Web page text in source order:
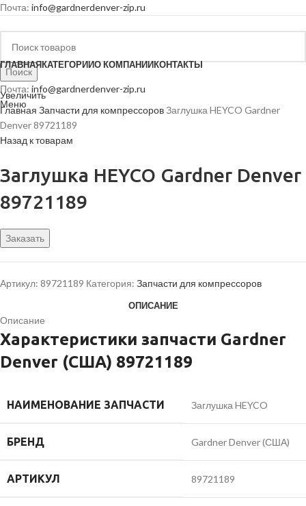
Почта: info@gardnerdenver-zip.ru
Поиск
Почта: info@gardnerdenver-zip.ru
Меню
ГЛАВНАЯКАТЕГОРИИО КОМПАНИИКОНТАКТЫ
Увеличить
Главная Запчасти для компрессоровЗаглушка HEYCO Gardner
Denver 89721189
Назад к товарам
Заглушка HEYCO Gardner Denver
89721189
Заказать
Артикул: 89721189 Категория: Запчасти для компрессоров
ОПИСАНИЕ
Описание
Характеристики запчасти Gardner
Denver (США) 89721189
НАИМЕНОВАНИЕ ЗАПЧАСТИ Заглушка HEYCO
БРЕНД Gardner Denver (США)
АРТИКУЛ 89721189